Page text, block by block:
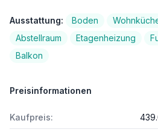
Ausstattung: Boden
Abstellraum
Etagenheizung
Balkon
Preisinformationen
Kaufpreis: